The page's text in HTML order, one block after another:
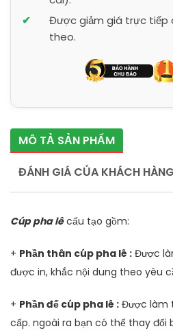
Được giảm giá trực tiếp
theo.
MÔ TẢ SẢN PHẨM
ĐÁNH GIÁ CỦA KHÁCH HÀNG
Cúp pha lêcấu tạo gồm:
+ Phần thân cúp pha lê : Được
được in, khắc nội dung theo yêu
+ Phần đế cúp pha lê : Được làm
cấp. ngoài ra bạn có thể thay đổi